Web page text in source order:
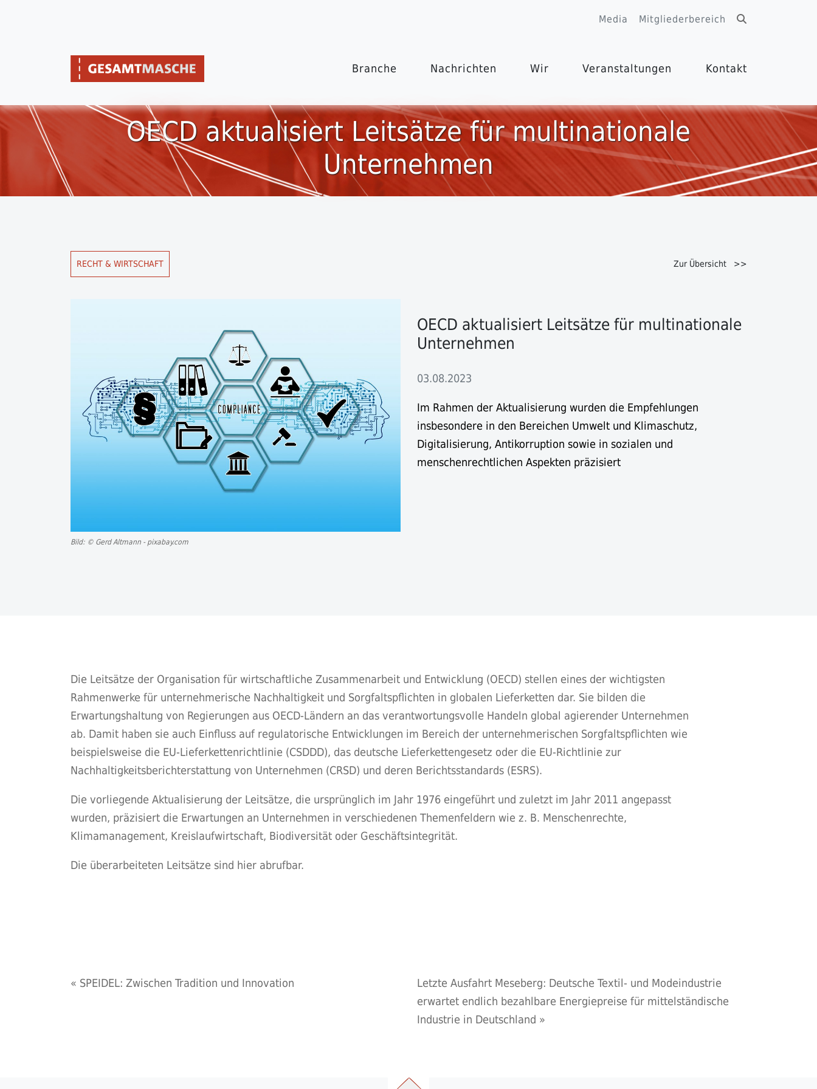
Media Mitgliederbereich
Branche Nachrichten Wir Veranstaltungen Kontakt
OECD aktualisiert Leitsätze für multinationale
Unternehmen
RECHT & WIRTSCHAFT Zur Übersicht >>
Bild: © Gerd Altmann - pixabay.com
OECD aktualisiert Leitsätze für multinationale
Unternehmen
03.08.2023
Im Rahmen der Aktualisierung wurden die Empfehlungen
insbesondere in den Bereichen Umwelt und Klimaschutz,
Digitalisierung, Antikorruption sowie in sozialen und
menschenrechtlichen Aspekten präzisiert
Die Leitsätze der Organisation für wirtschaftliche Zusammenarbeit und Entwicklung (OECD) stellen eines der wichtigsten
Rahmenwerke für unternehmerische Nachhaltigkeit und Sorgfaltspflichten in globalen Lieferketten dar. Sie bilden die
Erwartungshaltung von Regierungen aus OECD-Ländern an das verantwortungsvolle Handeln global agierender Unternehmen
ab. Damit haben sie auch Einfluss auf regulatorische Entwicklungen im Bereich der unternehmerischen Sorgfaltspflichten wie
beispielsweise die EU-Lieferkettenrichtlinie (CSDDD), das deutsche Lieferkettengesetz oder die EU-Richtlinie zur
Nachhaltigkeitsberichterstattung von Unternehmen (CRSD) und deren Berichtsstandards (ESRS).
Die vorliegende Aktualisierung der Leitsätze, die ursprünglich im Jahr 1976 eingeführt und zuletzt im Jahr 2011 angepasst
wurden, präzisiert die Erwartungen an Unternehmen in verschiedenen Themenfeldern wie z. B. Menschenrechte,
Klimamanagement, Kreislaufwirtschaft, Biodiversität oder Geschäftsintegrität.
Die überarbeiteten Leitsätze sind hierabrufbar.
« SPEIDEL: Zwischen Tradition und Innovation
Letzte Ausfahrt Meseberg: Deutsche Textil- und Modeindustrie
erwartet endlich bezahlbare Energiepreise für mittelständische
Industrie in Deutschland »